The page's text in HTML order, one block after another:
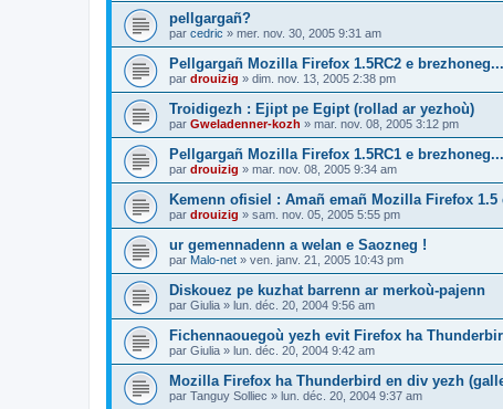
pellgargañ?
par cedric » mer. nov. 30, 2005 9:31 am
Pellgargañ Mozilla Firefox 1.5RC2 e brezhoneg...
par drouizig » dim. nov. 13, 2005 2:38 pm
Troidigezh : Ejipt pe Egipt (rollad ar yezhoù)
par Gweladenner-kozh » mar. nov. 08, 2005 3:12 pm
Pellgargañ Mozilla Firefox 1.5RC1 e brezhoneg...
par drouizig » mar. nov. 08, 2005 9:34 am
Kemenn ofisiel : Amañ emañ Mozilla Firefox 1.5
par drouizig » sam. nov. 05, 2005 5:55 pm
ur gemennadenn a welan e Saozneg !
par Malo-net » ven. janv. 21, 2005 10:43 pm
Diskouez pe kuzhat barrenn ar merkoù-pajenn
par Giulia » lun. déc. 20, 2004 9:56 am
Fichennaouegoù yezh evit Firefox ha
par Giulia » lun. déc. 20, 2004 9:42 am
Mozilla Firefox ha Thunderbird en div yezh
par Tanguy Solliec » lun. déc. 20, 2004 9:37 am